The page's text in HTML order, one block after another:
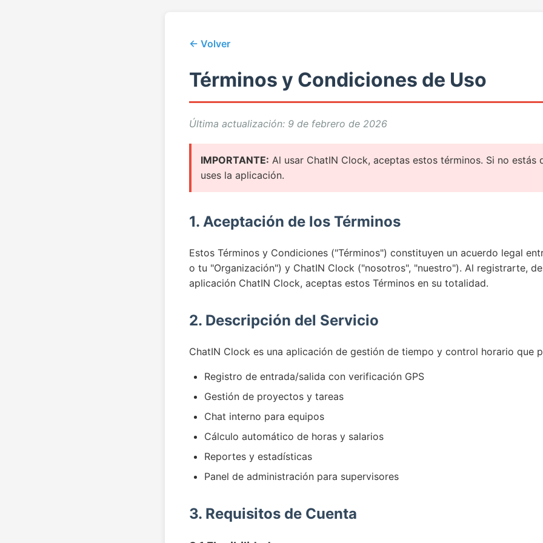
← Volver
Términos y Condiciones de Uso
Última actualización: 9 de febrero de 2026
IMPORTANTE: Al usar ChatIN Clock, aceptas estos términos. Si no estás
uses la aplicación.
1. Aceptación de los Términos
Estos Términos y Condiciones ("Términos") constituyen un acuerdo legal
o tu "Organización") y ChatIN Clock ("nosotros", "nuestro"). Al registrarte,
aplicación ChatIN Clock, aceptas estos Términos en su totalidad.
2. Descripción del Servicio
ChatIN Clock es una aplicación de gestión de tiempo y control horario que
Registro de entrada/salida con verificación GPS
Gestión de proyectos y tareas
Chat interno para equipos
Cálculo automático de horas y salarios
Reportes y estadísticas
Panel de administración para supervisores
3. Requisitos de Cuenta